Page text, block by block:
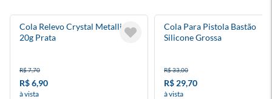
Cola Relevo Crystal Metallic
20g Prata
R$ 7,70
R$ 6,90
à vista
Cola Para Pistola Bastão
Silicone Grossa
R$ 33,00
R$ 29,70
à vista